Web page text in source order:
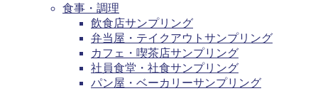
食事・調理
飲食店サンプリング
弁当屋・テイクアウトサンプリング
カフェ・喫茶店サンプリング
社員食堂・社食サンプリング
パン屋・ベーカリーサンプリング